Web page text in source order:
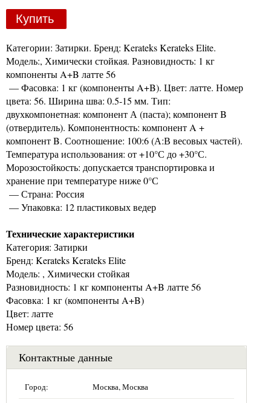
Купить
Категории: Затирки. Бренд: Kerateks Kerateks Elite.
Модель:, Химически стойкая. Разновидность: 1 кг
компоненты A+B латте 56
— Фасовка: 1 кг (компоненты A+B). Цвет: латте. Номер
цвета: 56. Ширина шва: 0.5-15 мм. Тип:
двухкомпонетная: компонент А (паста); компонент B
(отвердитель). Компонентность: компонент A +
компонент B. Соотношение: 100:6 (А:В весовых частей).
Температура использования: от +10°С до +30°С.
Морозостойкость: допускается транспортировка и
хранение при температуре ниже 0°С
— Страна: Россия
— Упаковка: 12 пластиковых ведер
Технические характеристики
Категория: Затирки
Бренд: Kerateks Kerateks Elite
Модель: , Химически стойкая
Разновидность: 1 кг компоненты A+B латте 56
Фасовка: 1 кг (компоненты A+B)
Цвет: латте
Номер цвета: 56
Контактные данные
Город: Москва, Москва